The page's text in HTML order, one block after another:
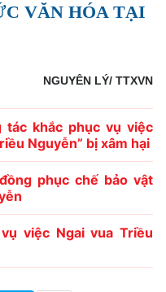
VĂN HÓA TẠI
NGUYÊN LÝ/ TTXVN
tác khắc phục vụ việc
Nguyễn” bị xâm hại
phục chế bảo vật
việc Ngai vua Triều